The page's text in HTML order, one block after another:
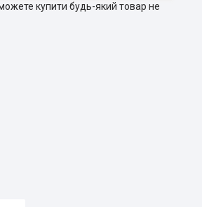
купити будь-який товар не